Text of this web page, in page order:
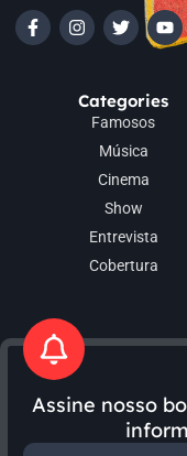
Categories
Famosos
Música
Cinema
Show
Entrevista
Cobertura
Assine nosso